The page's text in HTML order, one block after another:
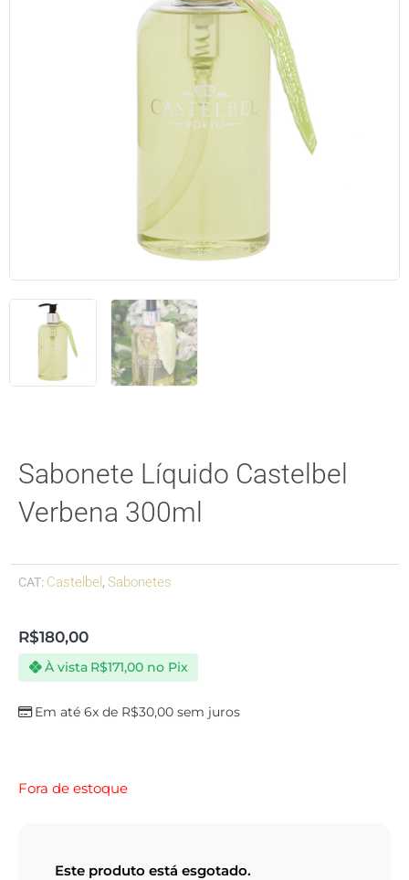
Sabonete Líquido Castelbel
Verbena 300ml
CAT: Castelbel , Sabonetes
R$180,00
Em até 6x de R$30,00 sem juros
À vista R$171,00 no Pix
Fora de estoque
Este produto está esgotado.